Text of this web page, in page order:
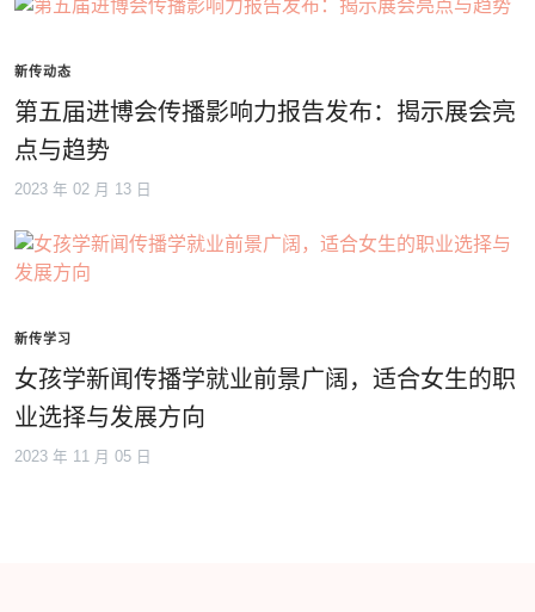
新传动态
第五届进博会传播影响力报告发布：揭示展会亮
点与趋势
2023 年 02 月 13 日
新传学习
女孩学新闻传播学就业前景广阔，适合女生的职
业选择与发展方向
2023 年 11 月 05 日